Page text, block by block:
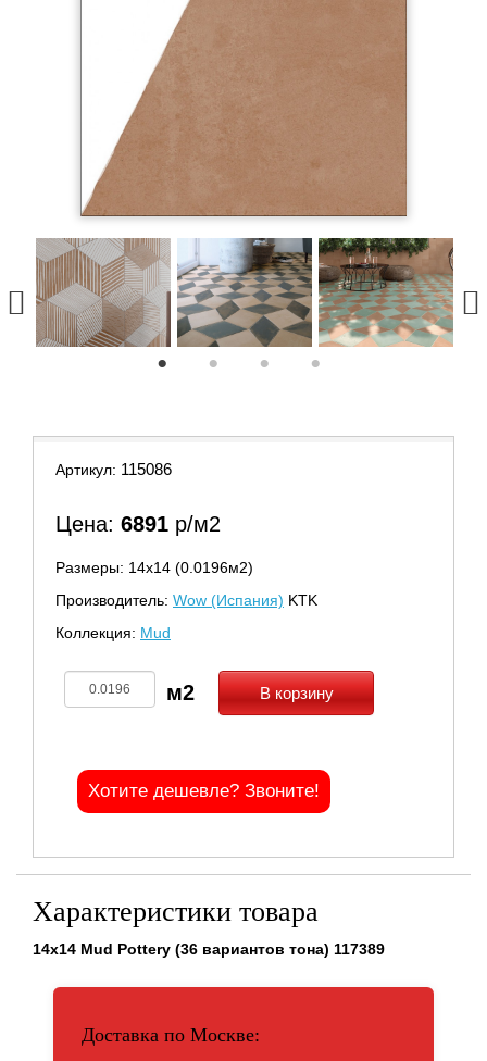
Артикул: 115086
Цена: 6891 р/м2
Размеры: 14х14 (0.0196м2)
Производитель: Wow (Испания) KTK
Коллекция: Mud
В корзину
Хотите дешевле? Звоните!
Характеристики товара
14x14 Mud Pottery (36 вариантов тона) 117389
Доставка по Москве: